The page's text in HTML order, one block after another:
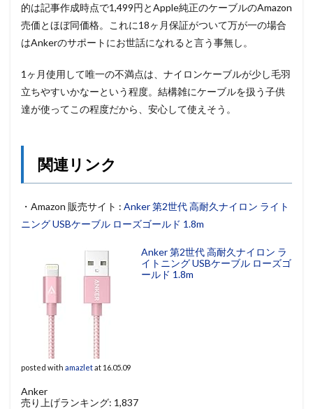
的は記事作成時点で1,499円とApple純正のケーブルのAmazon
売価とほぼ同価格。これに18ヶ月保証がついて万が一の場合
はAnkerのサポートにお世話になれると言う事無し。
1ヶ月使用して唯一の不満点は、ナイロンケーブルが少し毛羽
立ちやすいかなーという程度。結構雑にケーブルを扱う子供
達が使ってこの程度だから、安心して使えそう。
関連リンク
・Amazon 販売サイト : Anker 第2世代 高耐久ナイロン ライト
ニング USBケーブル ローズゴールド 1.8m
Anker 第2世代 高耐久ナイロン ラ
イトニング USBケーブル ローズゴ
ールド 1.8m
posted with amazletat 16.05.09
Anker
売り上げランキング: 1,837